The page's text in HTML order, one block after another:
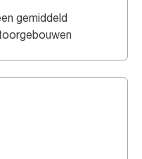
gemiddeld